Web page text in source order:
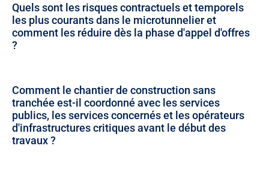
Quels sont les risques contractuels et temporels
les plus courants dans le microtunnelier et
comment les réduire dès la phase d'appel d'offres
?
Comment le chantier de construction sans
tranchée est-il coordonné avec les services
publics, les services concernés et les opérateurs
d'infrastructures critiques avant le début des
travaux ?